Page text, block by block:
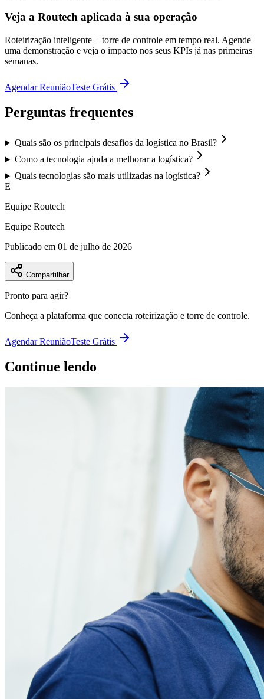
Veja a Routech aplicada à sua operação
Roteirização inteligente + torre de controle em tempo real. Agende
uma demonstração e veja o impacto nos seus KPIs já nas primeiras
semanas.
Agendar ReuniãoTeste Grátis
Perguntas frequentes
Quais são os principais desafios da logística no Brasil?
Como a tecnologia ajuda a melhorar a logística?
Quais tecnologias são mais utilizadas na logística?
E
Equipe Routech
Equipe Routech
Publicado em 01 de julho de 2026
Compartilhar
Pronto para agir?
Conheça a plataforma que conecta roteirização e torre de controle.
Agendar ReuniãoTeste Grátis
Continue lendo